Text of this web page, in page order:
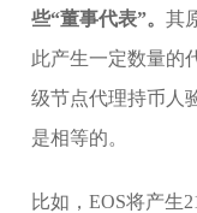
些“董事代表”。其
此产生一定数量的
级节点代理持币人
是相等的。
比如，EOS将产生